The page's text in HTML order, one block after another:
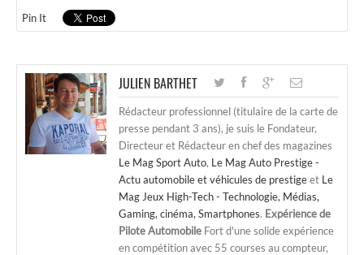
Pin It
JULIEN BARTHET
Rédacteur professionnel (titulaire de la carte de
presse pendant 3 ans), je suis le Fondateur,
Directeur et Rédacteur en chef des magazines
Le Mag Sport Auto, Le Mag Auto Prestige -
Actu automobile et véhicules de prestigeet Le
Mag Jeux High-Tech - Technologie, Médias,
Gaming, cinéma, Smartphones. Expérience de
Pilote Automobile Fort d'une solide expérience
en compétition avec 55 courses au compteur,